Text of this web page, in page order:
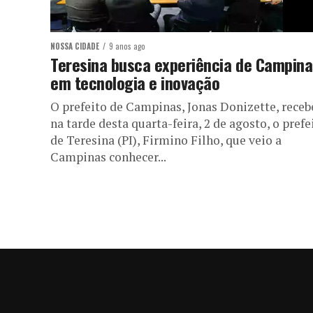
NOSSA CIDADE 9 anos ago
Teresina busca experiência de
em tecnologia e inovação
O prefeito de Campinas, Jonas Donizette,
na tarde desta quarta-feira, 2 de agosto, o
de Teresina (PI), Firmino Filho, que veio a
Campinas conhecer...